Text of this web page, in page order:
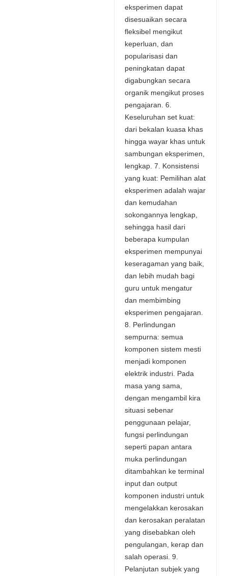
eksperimen dapat
disesuaikan secara
fleksibel mengikut
keperluan, dan
popularisasi dan
peningkatan dapat
digabungkan secara
organik mengikut proses
pengajaran. 6.
Keseluruhan set kuat:
dari bekalan kuasa khas
hingga wayar khas untuk
sambungan eksperimen,
lengkap. 7. Konsistensi
yang kuat: Pemilihan alat
eksperimen adalah wajar
dan kemudahan
sokongannya lengkap,
sehingga hasil dari
beberapa kumpulan
eksperimen mempunyai
keseragaman yang baik,
dan lebih mudah bagi
guru untuk mengatur
dan membimbing
eksperimen pengajaran.
8. Perlindungan
sempurna: semua
komponen sistem mesti
menjadi komponen
elektrik industri. Pada
masa yang sama,
dengan mengambil kira
situasi sebenar
penggunaan pelajar,
fungsi perlindungan
seperti papan antara
muka perlindungan
ditambahkan ke terminal
input dan output
komponen industri untuk
mengelakkan kerosakan
dan kerosakan peralatan
yang disebabkan oleh
pengulangan, kerap dan
salah operasi. 9.
Pelanjutan subjek yang